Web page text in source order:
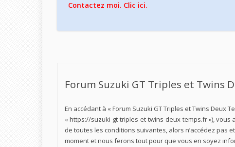
Contactez moi. Clic ici.
Forum Suzuki GT Triples et Twins
En accédant à « Forum Suzuki GT Triples et Twins Deux
« https://suzuki-gt-triples-et-twins-deux-temps.fr »), vous
de toutes les conditions suivantes, alors n’accédez pas
moment et nous ferons tout pour que vous en soyez